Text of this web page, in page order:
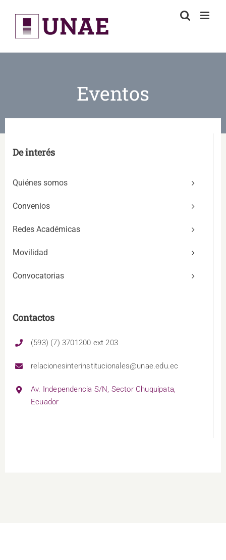
content
Eventos
De interés
Quiénes somos
Convenios
Redes Académicas
Movilidad
Convocatorias
Contactos
(593) (7) 3701200 ext 203
relacionesinterinstitucionales@unae.edu.ec
Av. Independencia S/N, Sector Chuquipata,
Ecuador